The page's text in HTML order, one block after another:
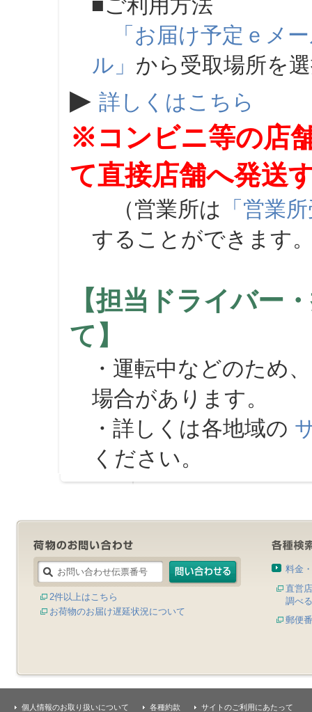
■ご利用方法
「お届け予定ｅメ
ル」 から受取場所を
▶ 詳しくはこちら
※コンビニ等の店
て直接店舗へ発送
（営業所は 「営業
することができます
【担当ドライバー
て】
・運転中などのため
場合があります。
・詳しくは各地域の
ください。
2件以上はこちら
お荷物のお届け遅延状況について
料金
直営
調べる
郵便
個人情報のお取り扱いについて 各種約款 サイトのご利用にあたって